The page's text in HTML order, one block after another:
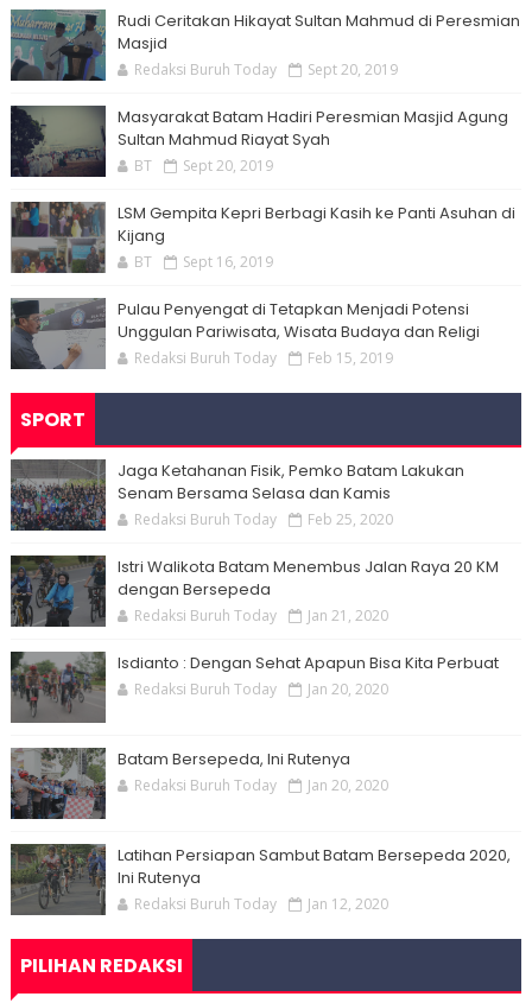
Rudi Ceritakan Hikayat Sultan Mahmud di Peresmian
Masjid
Redaksi Buruh Today Sept 20, 2019
Masyarakat Batam Hadiri Peresmian Masjid Agung
Sultan Mahmud Riayat Syah
BT Sept 20, 2019
LSM Gempita Kepri Berbagi Kasih ke Panti Asuhan di
Kijang
BT Sept 16, 2019
Pulau Penyengat di Tetapkan Menjadi Potensi
Unggulan Pariwisata, Wisata Budaya dan Religi
Redaksi Buruh Today Feb 15, 2019
SPORT
Jaga Ketahanan Fisik, Pemko Batam Lakukan
Senam Bersama Selasa dan Kamis
Redaksi Buruh Today Feb 25, 2020
Istri Walikota Batam Menembus Jalan Raya 20 KM
dengan Bersepeda
Redaksi Buruh Today Jan 21, 2020
Isdianto : Dengan Sehat Apapun Bisa Kita Perbuat
Redaksi Buruh Today Jan 20, 2020
Batam Bersepeda, Ini Rutenya
Redaksi Buruh Today Jan 20, 2020
Latihan Persiapan Sambut Batam Bersepeda 2020,
Ini Rutenya
Redaksi Buruh Today Jan 12, 2020
PILIHAN REDAKSI